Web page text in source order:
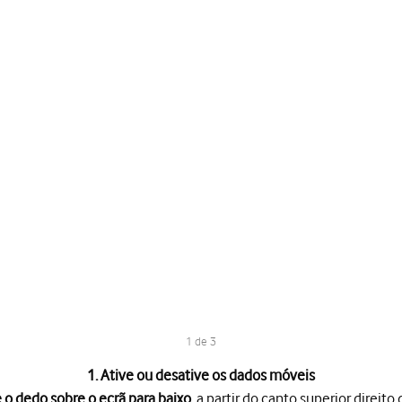
1 de 3
1. Ative ou desative os dados móveis
o dedo sobre o ecrã para baixo, a partir do canto superior direito